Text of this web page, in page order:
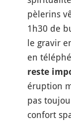
pèlerins
1h30 de
le gravir
en
reste
éruption
pas
confort